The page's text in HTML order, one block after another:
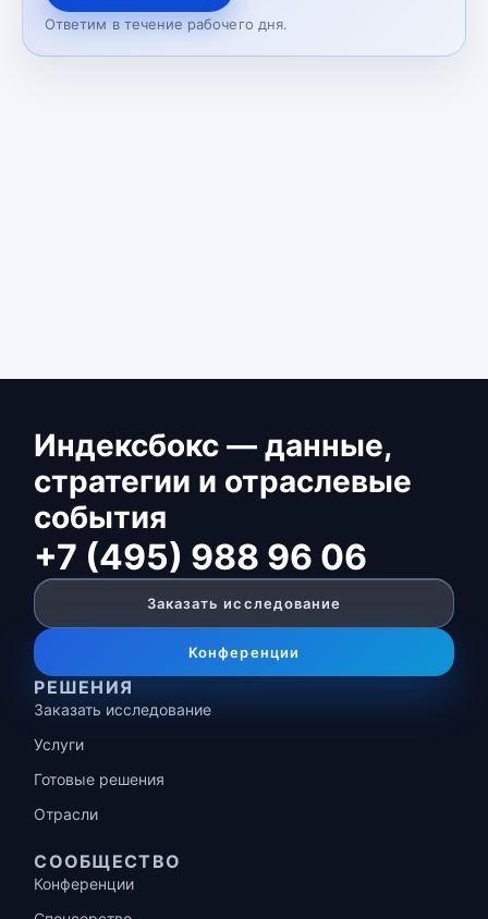
Ответим в течение рабочего дня.
Индексбокс — данные,
стратегии и отраслевые
события
+7 (495) 988 96 06
Заказать исследование
Конференции
РЕШЕНИЯ
Заказать исследование
Услуги
Готовые решения
Отрасли
СООБЩЕСТВО
Конференции